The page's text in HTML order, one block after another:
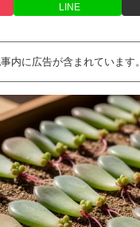
LINE
内に広告が含まれています。